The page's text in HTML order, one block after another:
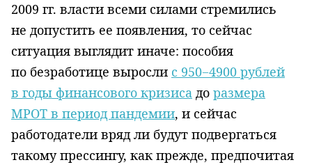
2009 гг. власти всеми силами стремились
не допустить ее появления, то сейчас
ситуация выглядит иначе: пособия
по безработице выросли с 950−4900 рублей
в годы финансового кризиса до размера
МРОТ в период пандемии, и сейчас
работодатели вряд ли будут подвергаться
такому прессингу, как прежде, предпочитая